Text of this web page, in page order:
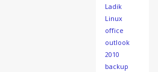
Ladik
Linux
office
outlook
2010
backup